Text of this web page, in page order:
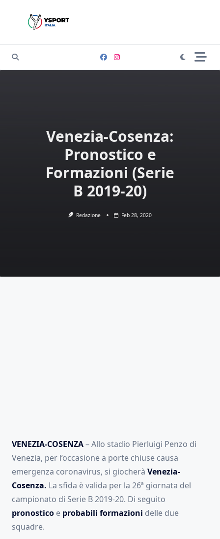
Venezia-Cosenza:
Pronostico e
Formazioni (Serie
B 2019-20)
Redazione Feb 28, 2020
VENEZIA-COSENZA– Allo stadio Pierluigi Penzo di
Venezia, per l’occasione a porte chiuse causa
emergenza coronavirus, si giocherà Venezia-
Cosenza. La sfida è valida per la 26ª giornata del
campionato di Serie B 2019-20. Di seguito
pronostico e probabili formazioni delle due
squadre.